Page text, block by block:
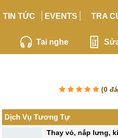
TIN TỨC EVENTS TRA
Tai nghe
(0
Dịch Vụ Tương Tự
Thay vỏ, nắp lưng,